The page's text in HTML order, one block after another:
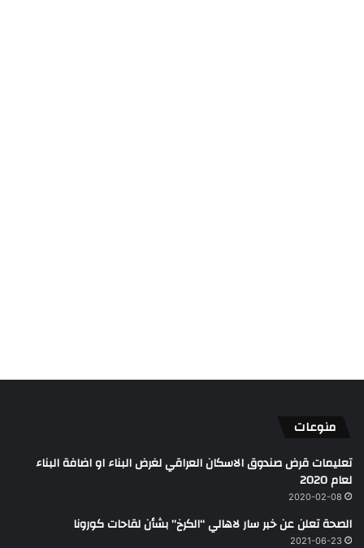
منوعات
تعليمات قرض صندوق الاسكان العراقي لغرض البناء او اضافة البناء
لعام 2020
2020-02-08
الصحة تعلن عن خبر سار لاهالي “الكرخ” بشأن لقاحات كورونا
2021-06-23